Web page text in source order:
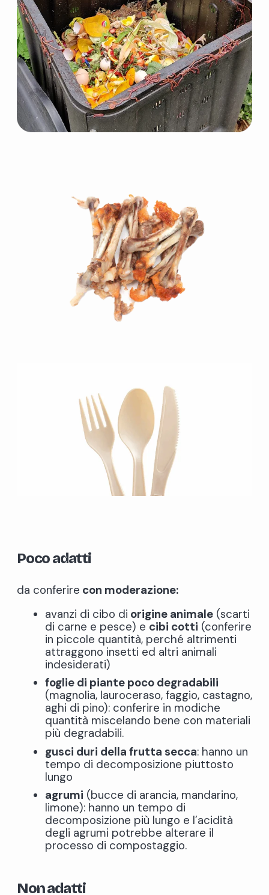
Poco adatti
da conferire con moderazione:
avanzi di cibo di origine animale(scarti
di carne e pesce) e cibi cotti (conferire
in piccole quantità, perché altrimenti
attraggono insetti ed altri animali
indesiderati)
foglie di piante poco degradabili
(magnolia, lauroceraso, faggio, castagno,
aghi di pino): conferire in modiche
quantità miscelando bene con materiali
più degradabili.
gusci duri della frutta secca: hanno un
tempo di decomposizione piuttosto
lungo
agrumi (bucce di arancia, mandarino,
limone): hanno un tempo di
decomposizione più lungo e l’acidità
degli agrumi potrebbe alterare il
processo di compostaggio.
Non adatti